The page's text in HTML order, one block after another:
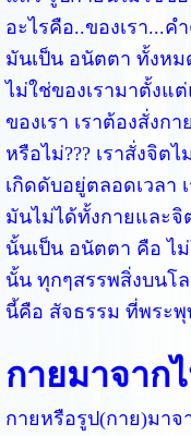
อะไรคือ..ของเรา...ค
มันเป็น อนัตตา ทั้งหม
ไม่ใช่ของเรามาตั้งแ
ของเรา เราต้องสั่งก
หรือไม่??? เราสั่งจิต
เกิดดับอยู่ตลอดเวลา
มันไม่ได้ทั้งกายและจิ
นั้นเป็น อนัตตา คือ ไ
นั้น ทุกๆสรรพสิ่งบนโ
นี้คือ สัจธรรม ที่พระพุ
กายมาจาก
กายหรือรูป(กาย)มา